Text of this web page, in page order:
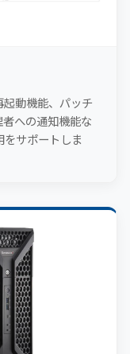
動機能、パッチ
への通知機能な
サポートしま